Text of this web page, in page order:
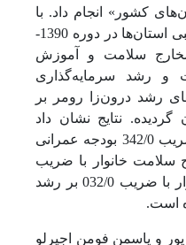
کشور» انجام داد. با
استفاده از تکنیک داده‌های ترکیبی استان‌ها در دوره 1390-
مخارج سلامت و آموزش
و رشد سرمایه‌گذاری
رشد درون‌زا رومر بر
نتایج نشان داد
موجودی سلامت استان‌ها با ضریب 342/0 بودجه عمرانی
2344/0، مخارج سلامت خانوار با ضریب
0997/0 و مخارج آموزشی خانوار با ضریب 032/0 بر رشد
است.
و یاسمن فومن اجیرلو